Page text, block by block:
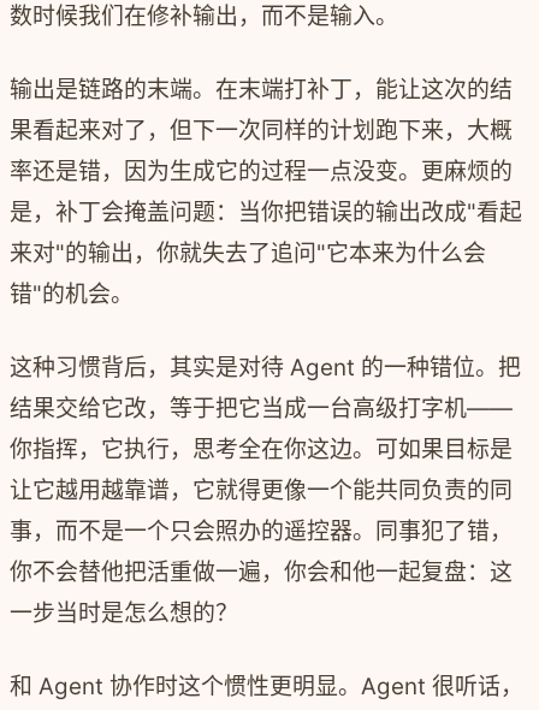
数时候我们在修补输出，而不是输入。
输出是链路的末端。在末端打补丁，能让这次的结
果看起来对了，但下一次同样的计划跑下来，大概
率还是错，因为生成它的过程一点没变。更麻烦的
是，补丁会掩盖问题：当你把错误的输出改成"看起
来对"的输出，你就失去了追问"它本来为什么会
错"的机会。
这种习惯背后，其实是对待 Agent 的一种错位。把
结果交给它改，等于把它当成一台高级打字机——
你指挥，它执行，思考全在你这边。可如果目标是
让它越用越靠谱，它就得更像一个能共同负责的同
事，而不是一个只会照办的遥控器。同事犯了错，
你不会替他把活重做一遍，你会和他一起复盘：这
一步当时是怎么想的？
和 Agent 协作时这个惯性更明显。Agent 很听话，